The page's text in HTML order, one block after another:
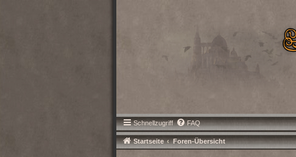
Schnellzugriff FAQ
Startseite Foren-Übersicht